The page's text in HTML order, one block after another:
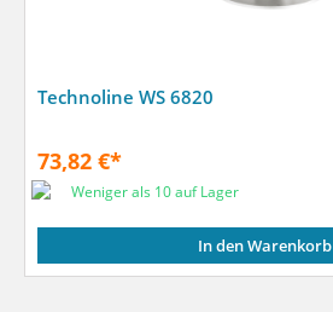
Technoline WS 6820
73,82 €*
Weniger als 10 auf Lager
In den Warenkorb